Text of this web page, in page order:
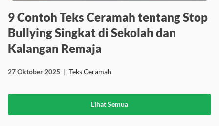
9 Contoh Teks Ceramah tentang Stop
Bullying Singkat di Sekolah dan
Kalangan Remaja
27 Oktober 2025 | Teks Ceramah
Lihat Semua